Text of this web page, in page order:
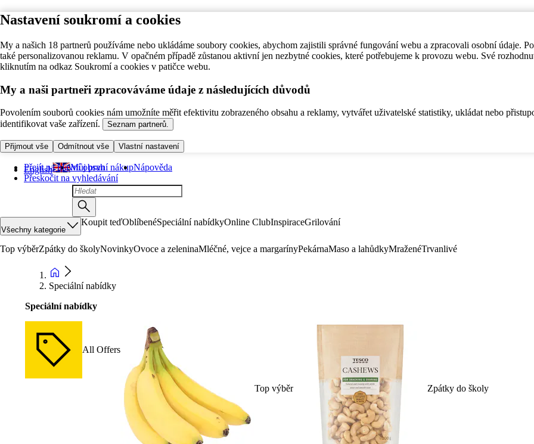
Nastavení soukromí a cookies
My a našich 18 partnerů používáme nebo ukládáme soubory cookies, abychom zajistili správné fungování webu a zpracovali osobní údaje.
také personalizovanou reklamu. V opačném případě zůstanou aktivní jen nezbytné cookies, které potřebujeme k provozu webu. Své
kliknutím na odkaz Soukromí a cookies v patičce webu.
My a naši partneři zpracováváme údaje z následujících důvodů
Povolením souborů cookies nám umožníte měřit efektivitu zobrazeného obsahu a reklamy, vytvářet uživatelské statistiky, ukládat nebo
identifikovat vaše zařízení.
Seznam partnerů.
Přijmout vše Odmítnout vše Vlastní nastavení
Přejít na hlavní obsah
Přeskočit na vyhledávání
English Můj první nákupNápověda
Všechny kategorie
Koupit teďOblíbenéSpeciální nabídkyOnline ClubInspiraceGrilování
Top výběrZpátky do školyNovinkyOvoce a zeleninaMléčné, vejce a margarínyPekárnaMaso a lahůdkyMraženéTrvanlivé
Speciální nabídky
Speciální nabídky
All Offers
Top výběr Zpátky do školy